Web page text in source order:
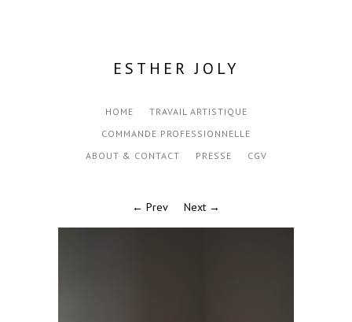
ESTHER JOLY
HOME
TRAVAIL ARTISTIQUE
COMMANDE PROFESSIONNELLE
ABOUT & CONTACT
PRESSE CGV
← Prev Next →